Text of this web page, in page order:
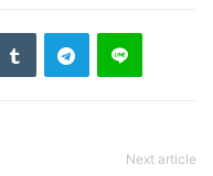
Next article